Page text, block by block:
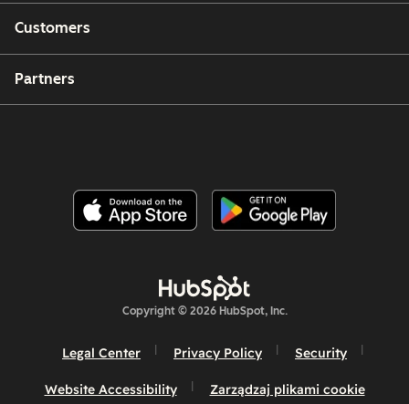
Customers
Partners
Copyright © 2026 HubSpot, Inc.
Legal Center Privacy Policy Security
Website Accessibility Zarządzaj plikami cookie